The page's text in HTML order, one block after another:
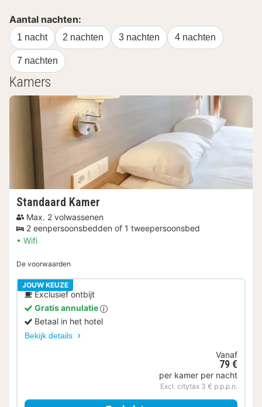
Aantal nachten:
1 nacht 2 nachten 3 nachten 4 nachten
7 nachten
Kamers
Standaard Kamer
Max. 2 volwassenen
2 eenpersoonsbedden of 1 tweepersoonsbed
Wifi
De voorwaarden
JOUW KEUZE
Exclusief ontbijt
Gratis annulatie
Betaal in het hotel
Bekijk details
Vanaf
79 €
per kamer per nacht
Excl. citytax 3 € p.p.p.n.